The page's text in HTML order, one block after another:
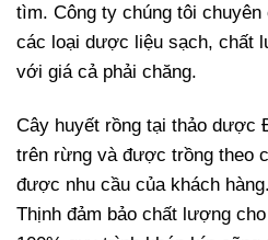
tìm. Công ty chúng tôi
các loại dược liệu sạch, chất
với giá cả phải chăng.
Cây huyết rồng tại thảo
trên rừng và được trồng theo
được nhu cầu của khách
Thịnh đảm bảo chất lượng